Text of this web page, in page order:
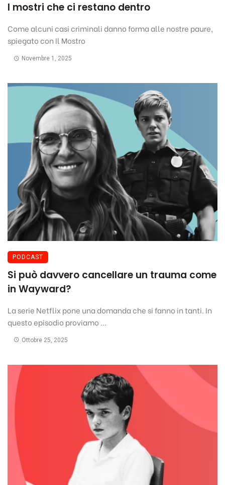
I mostri che ci restano dentro
Come alcuni casi criminali danno forma alle nostre paure,
spiegato con Il Mostro
Novembre 1, 2025
PODCAST
Si può davvero cancellare un trauma come
in Wayward?
La serie Netflix pone una domanda che si fanno in tanti. In
questo episodio proviamo ...
Ottobre 25, 2025